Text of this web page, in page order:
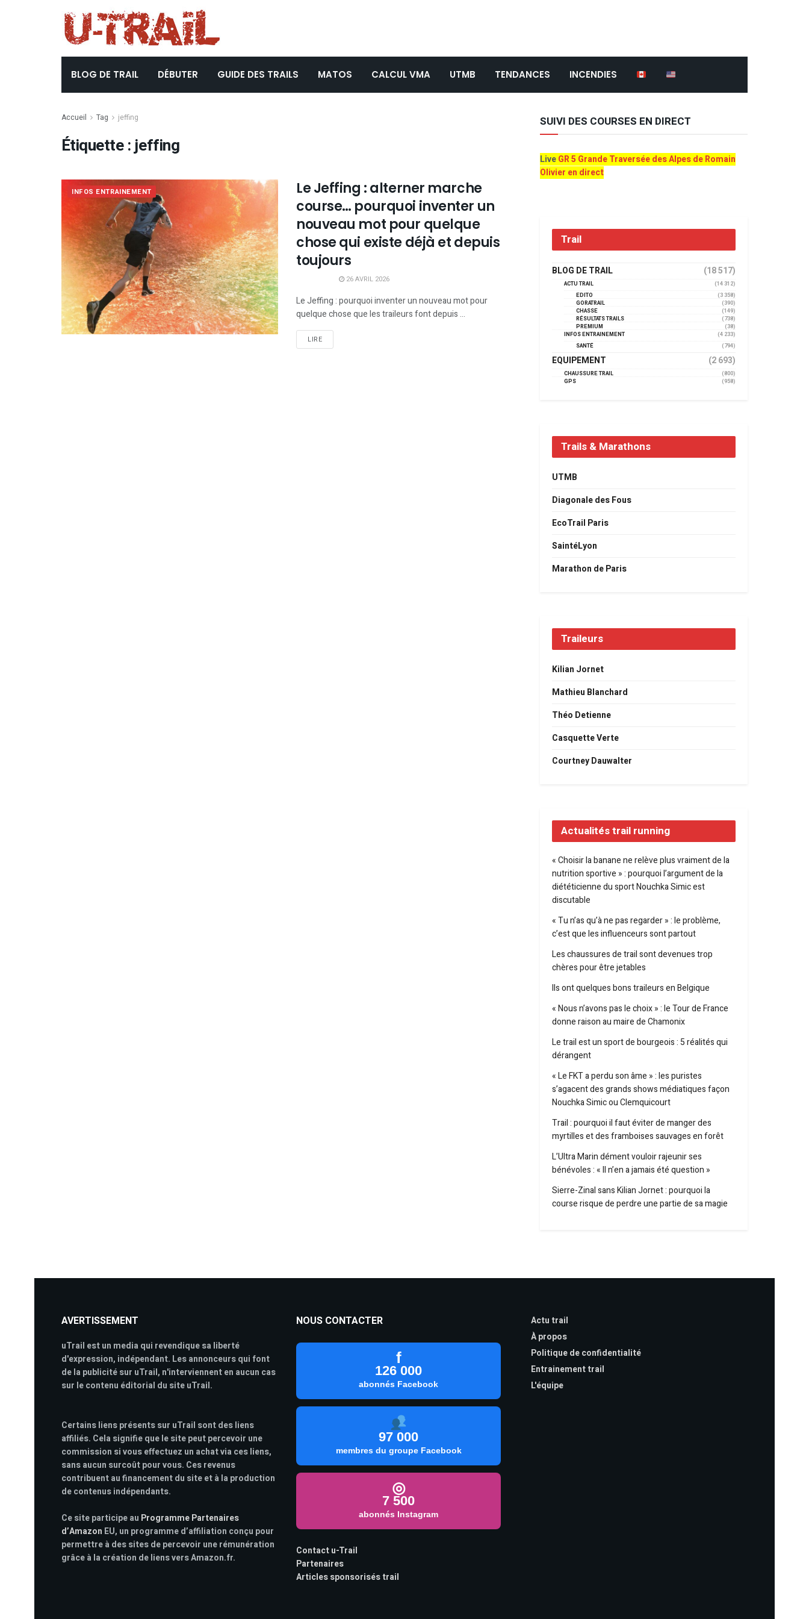
BLOG DE TRAIL DÉBUTER GUIDE DES TRAILS MATOS CALCUL VMA UTMB TENDANCES INCENDIES
Accueil Tag jeffing
Étiquette :jeffing
INFOS ENTRAINEMENT
Le Jeffing : alterner marche
course… pourquoi inventer un
nouveau mot pour quelque
chose qui existe déjà et depuis
toujours
26 AVRIL 2026
Le Jeffing : pourquoi inventer un nouveau mot pour
quelque chose que les traileurs font depuis ...
LIRE
SUIVI DES COURSES EN DIRECT
LiveGR 5 Grande Traversée des Alpes de Romain
Olivier en direct
Trail
BLOG DE TRAIL (18 517)
ACTU TRAIL
(14 312)
EDITO
(3 358)
GORATRAIL
(390)
CHASSE
(149)
RÉSULTATS TRAILS
(738)
PREMIUM
(38)
INFOS ENTRAINEMENT
(4 233)
SANTÉ
(794)
EQUIPEMENT (2 693)
CHAUSSURE TRAIL
(800)
GPS
(958)
Trails & Marathons
UTMB
Diagonale des Fous
EcoTrail Paris
SaintéLyon
Marathon de Paris
Traileurs
Kilian Jornet
Mathieu Blanchard
Théo Detienne
Casquette Verte
Courtney Dauwalter
Actualités trail running
« Choisir la banane ne relève plus vraiment de la
nutrition sportive » : pourquoi l’argument de la
diététicienne du sport Nouchka Simic est
discutable
« Tu n’as qu’à ne pas regarder » : le problème,
c’est que les influenceurs sont partout
Les chaussures de trail sont devenues trop
chères pour être jetables
Ils ont quelques bons traileurs en Belgique
« Nous n’avons pas le choix » : le Tour de France
donne raison au maire de Chamonix
Le trail est un sport de bourgeois : 5 réalités qui
dérangent
« Le FKT a perdu son âme » : les puristes
s’agacent des grands shows médiatiques façon
Nouchka Simic ou Clemquicourt
Trail : pourquoi il faut éviter de manger des
myrtilles et des framboises sauvages en forêt
L’Ultra Marin dément vouloir rajeunir ses
bénévoles : « Il n’en a jamais été question »
Sierre-Zinal sans Kilian Jornet : pourquoi la
course risque de perdre une partie de sa magie
AVERTISSEMENT
uTrail est un media qui revendique sa liberté
d'expression, indépendant. Les annonceurs qui font
de la publicité sur uTrail, n'interviennent en aucun cas
sur le contenu éditorial du site uTrail.
Certains liens présents sur uTrail sont des liens
affiliés. Cela signifie que le site peut percevoir une
commission si vous effectuez un achat via ces liens,
sans aucun surcoût pour vous. Ces revenus
contribuent au financement du site et à la production
de contenus indépendants.
Ce site participe au Programme Partenaires
d’Amazon EU, un programme d’affiliation conçu pour
permettre à des sites de percevoir une rémunération
grâce à la création de liens vers Amazon.fr.
NOUS CONTACTER
f
126 000
abonnés Facebook
97 000
membres du groupe Facebook
◎
7 500
abonnés Instagram
Contact u-Trail
Partenaires
Articles sponsorisés trail
Actu trail
À propos
Politique de confidentialité
Entrainement trail
L'équipe